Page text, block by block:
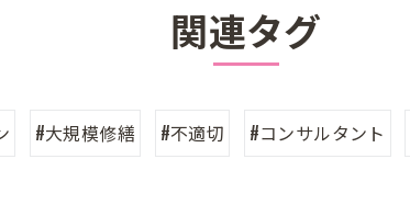
関連タグ
#大規模修繕 #不適切 #コンサルタント